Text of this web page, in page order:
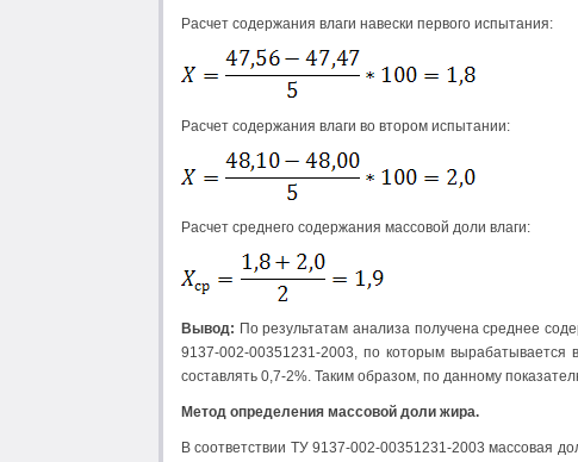
Расчет содержания влаги навески первого испытания:
Расчет содержания влаги во втором испытании:
Расчет среднего содержания массовой доли влаги:
Вывод: По результатам анализа получена среднее
9137-002-00351231-2003, по которым
составлять 0,7-2%. Таким образом, по данному
Метод определения массовой доли жира.
В соответствии ТУ 9137-002-00351231-2003 массовая